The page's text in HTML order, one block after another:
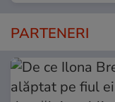
PARTENERI